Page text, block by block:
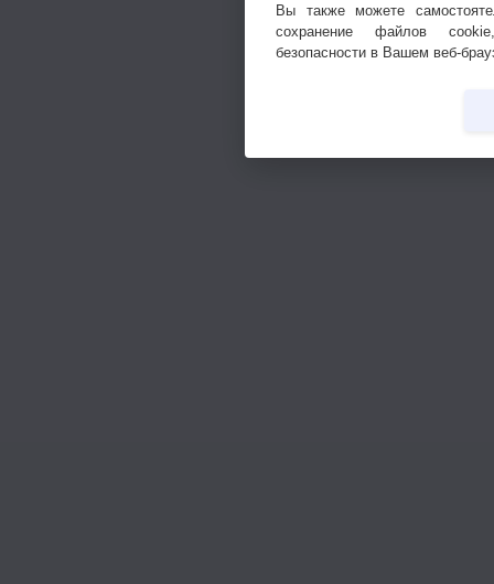
Вы также можете
сохранение файлов
безопасности в Вашем веб-